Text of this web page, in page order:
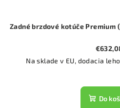
Zadné brzdové kotúče Premium
Na sklade v EU, dodacia
Do